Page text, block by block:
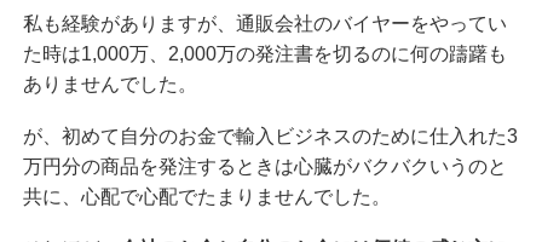
私も経験がありますが、通販会社のバイヤーをやってい
た時は1,000万、2,000万の発注書を切るのに何の躊躇も
ありませんでした。
が、初めて自分のお金で輸入ビジネスのために仕入れた3
万円分の商品を発注するときは心臓がバクバクいうのと
共に、心配で心配でたまりませんでした。